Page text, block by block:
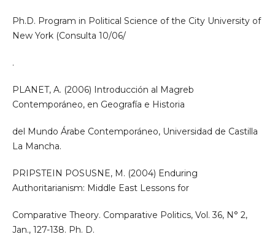
Ph.D. Program in Political Science of the City University of
New York (Consulta 10/06/
.
PLANET, A. (2006) Introducción al Magreb
Contemporáneo, en Geografía e Historia
del Mundo Árabe Contemporáneo, Universidad de Castilla
La Mancha.
PRIPSTEIN POSUSNE, M. (2004) Enduring
Authoritarianism: Middle East Lessons for
Comparative Theory. Comparative Politics, Vol. 36, N° 2,
Jan., 127-138. Ph. D.